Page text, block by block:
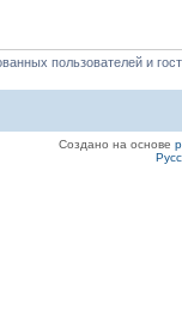
пользователей и
Создано на основе